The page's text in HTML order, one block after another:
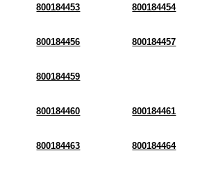
800184453 800184454
800184456 800184457
800184459
800184460 800184461
800184463 800184464